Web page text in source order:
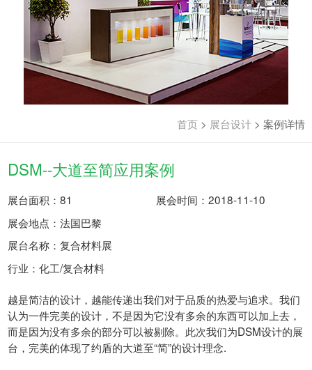
首页 > 展台设计> 案例详情
DSM--大道至简应用案例
展台面积：81
展会时间：2018-11-10
展会地点：法国巴黎
展台名称：复合材料展
行业：化工/复合材料
越是简洁的设计，越能传递出我们对于品质的热爱与追求。我们
认为一件完美的设计，不是因为它没有多余的东西可以加上去，
而是因为没有多余的部分可以被剔除。此次我们为DSM设计的展
台，完美的体现了约盾的大道至“简”的设计理念.